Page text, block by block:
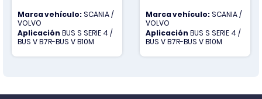
Marca vehículo:SCANIA /
VOLVO
Aplicación BUS S SERIE 4 /
BUS V B7R-BUS V B10M
Marca vehículo:SCANIA /
VOLVO
Aplicación BUS S SERIE 4 /
BUS V B7R-BUS V B10M